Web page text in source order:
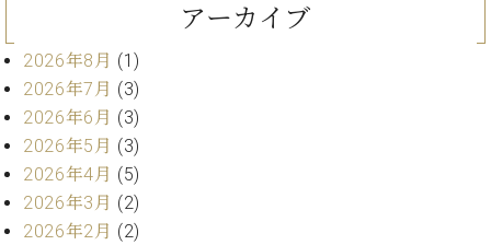
イ
ン
レ
ジ
デ
ン
ス
製
造
番
号
イ
を
弾
く
前
に
ン
ペ
ー
ン
コ
ン
舗・
サ
ロ
ン・
調
学
ぶ
方
ま
大
歓
迎。
アーカイブ
2026年8月 (1)
2026年7月 (3)
2026年6月 (3)
2026年5月 (3)
2026年4月 (5)
2026年3月 (2)
2026年2月 (2)